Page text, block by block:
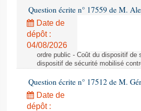
Question écrite n° 17559 de M.
Date de
dépôt :
04/08/2026
ordre public - Coût du dispositif
dispositif de sécurité mobilisé
Question écrite n° 17512 de M.
Date de
dépôt :